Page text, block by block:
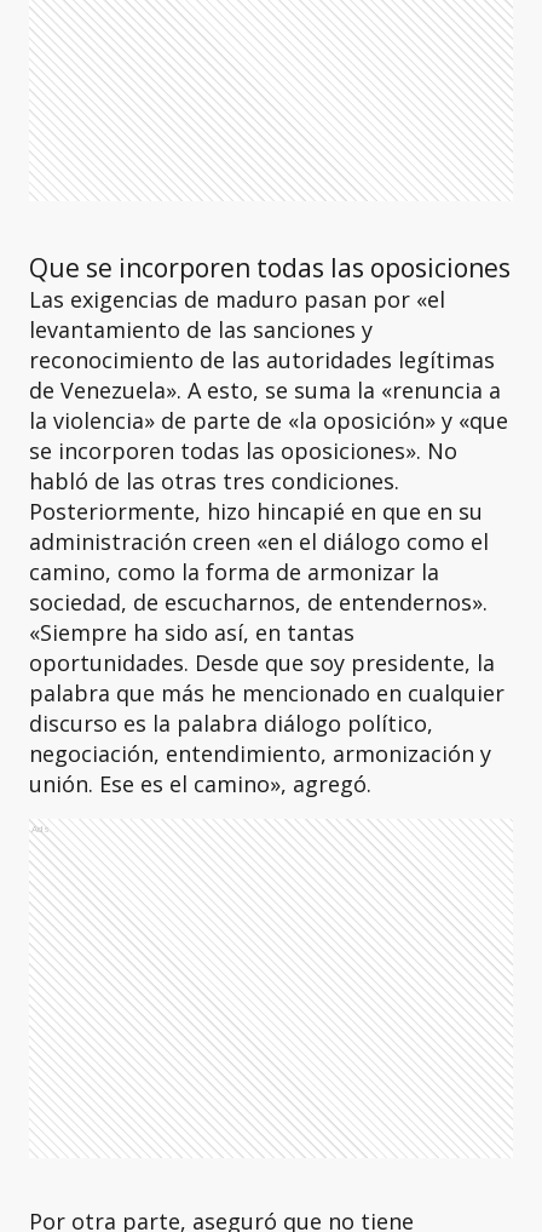
Que se incorporen todas las oposiciones
Las exigencias de maduro pasan por «el
levantamiento de las sanciones y
reconocimiento de las autoridades legítimas
de Venezuela». A esto, se suma la «renuncia a
la violencia» de parte de «la oposición» y «que
se incorporen todas las oposiciones». No
habló de las otras tres condiciones.
Posteriormente, hizo hincapié en que en su
administración creen «en el diálogo como el
camino, como la forma de armonizar la
sociedad, de escucharnos, de entendernos».
«Siempre ha sido así, en tantas
oportunidades. Desde que soy presidente, la
palabra que más he mencionado en cualquier
discurso es la palabra diálogo político,
negociación, entendimiento, armonización y
unión. Ese es el camino», agregó.
Ads
Por otra parte, aseguró que no tiene